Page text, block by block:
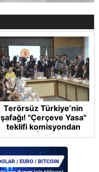
Terörsüz Türkiye’nin
şafağı! "Çerçeve Yasa"
teklifi komisyondan
geçti: İP ve Yeni
Parti'den provokasyon